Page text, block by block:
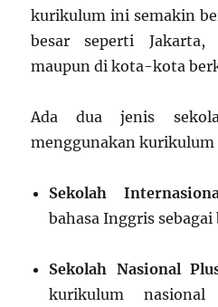
kurikulum ini semakin
besar seperti Jakarta,
maupun di kota-kota
Ada dua jenis
menggunakan kurikulum
Sekolah
bahasa Inggris sebagai
Sekolah Nasional
kurikulum